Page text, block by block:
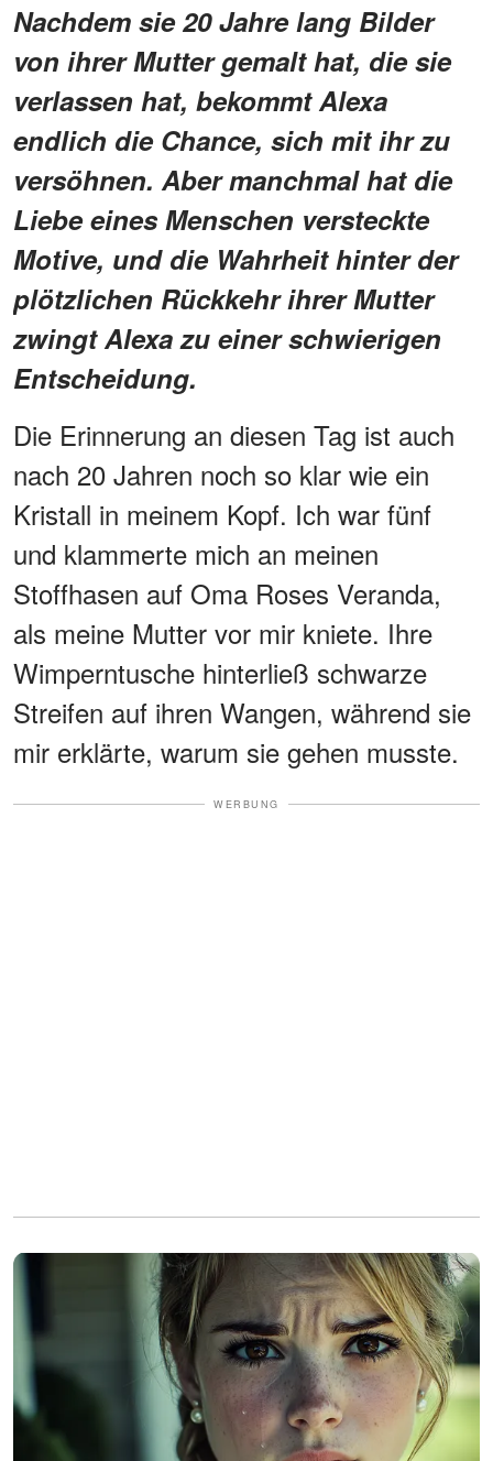
Nachdem sie 20 Jahre lang Bilder
von ihrer Mutter gemalt hat, die sie
verlassen hat, bekommt Alexa
endlich die Chance, sich mit ihr zu
versöhnen. Aber manchmal hat die
Liebe eines Menschen versteckte
Motive, und die Wahrheit hinter der
plötzlichen Rückkehr ihrer Mutter
zwingt Alexa zu einer schwierigen
Entscheidung.
Die Erinnerung an diesen Tag ist auch
nach 20 Jahren noch so klar wie ein
Kristall in meinem Kopf. Ich war fünf
und klammerte mich an meinen
Stoffhasen auf Oma Roses Veranda,
als meine Mutter vor mir kniete. Ihre
Wimperntusche hinterließ schwarze
Streifen auf ihren Wangen, während sie
mir erklärte, warum sie gehen musste.
WERBUNG